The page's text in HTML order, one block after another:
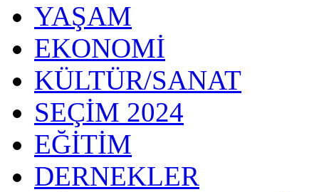
YAŞAM
EKONOMİ
KÜLTÜR/SANAT
SEÇİM 2024
EĞİTİM
DERNEKLER